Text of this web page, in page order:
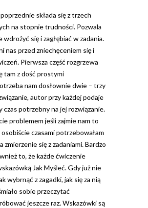
składa się z trzech
na stopnie trudności. Pozwala
się i zagłębiać w zadania.
nas przed zniechęceniem się i
Pierwsza część rozgrzewa
tam z dość prostymi
nam dosłownie dwie – trzy
autor przy każdej podaje
czas potrzebny na jej rozwiązanie.
problemem jeśli zajmie nam to
czasami potrzebowałam
się z zadaniami. Bardzo
to, że każde ćwiczenie
Jak Myśleć. Gdy już nie
wybrnąć z zagadki, jak się za nią
sobie przeczytać
jeszcze raz. Wskazówki są